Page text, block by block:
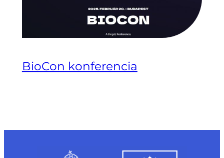
BioCon konferencia